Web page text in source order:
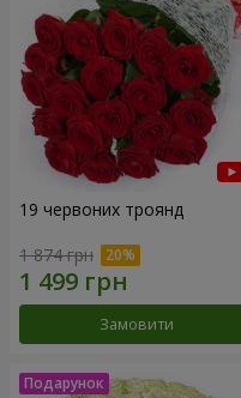
19 червоних троянд
1 874 грн
Замовити